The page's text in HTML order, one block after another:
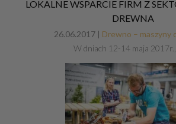
LOKALNE WSPARCIE FIRM Z
DREWNA
26.06.2017 | Drewno – maszyny
W dniach 12-14 maja